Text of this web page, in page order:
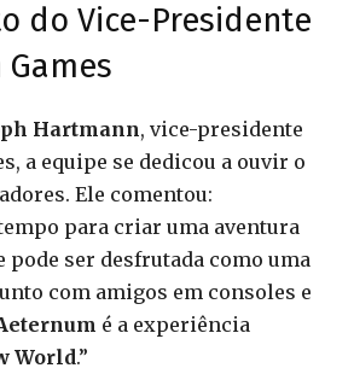
do Vice-Presidente
Hartmann, vice-presidente
a equipe se dedicou a ouvir o
Ele comentou:
para criar uma aventura
pode ser desfrutada como uma
com amigos em consoles e
é a experiência
World.”